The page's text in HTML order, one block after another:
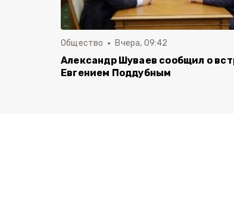
Общество Вчера, 09:42
Александр Шуваев сообщил о
Евгением Поддубным